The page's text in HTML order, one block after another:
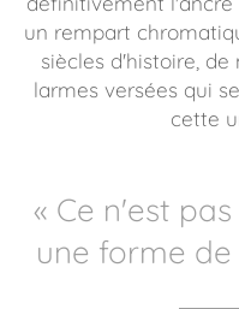
un rempart
siècles d'histoire,
larmes versées qui
cette
« Ce n'est
une forme de